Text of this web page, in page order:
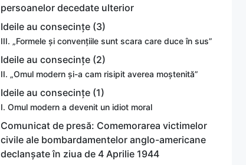
persoanelor decedate ulterior
Ideile au consecințe (3)
III. „Formele și convențiile sunt scara care duce în sus”
Ideile au consecințe (2)
II. „Omul modern și-a cam risipit averea moștenită”
Ideile au consecințe (1)
I. Omul modern a devenit un idiot moral
Comunicat de presă: Comemorarea victimelor
civile ale bombardamentelor anglo-americane
declanșate în ziua de 4 Aprilie 1944